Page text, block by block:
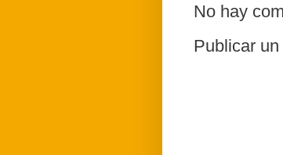
No hay
Publicar